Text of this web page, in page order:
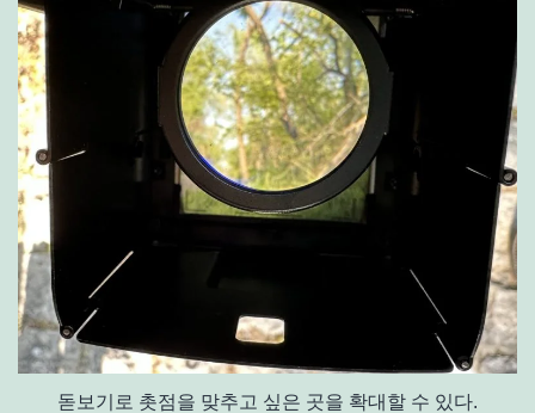
돋보기로 촛점을 맞추고 싶은 곳을 확대할 수 있다.